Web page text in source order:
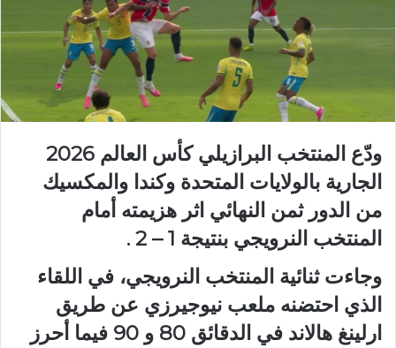
ودّع المنتخب البرازيلي كأس العالم 2026
الجارية بالولايات المتحدة وكندا والمكسيك
من الدور ثمن النهائي اثر هزيمته أمام
المنتخب النرويجي بنتيجة 1 – 2 .
وجاءت ثنائية المنتخب النرويجي، في اللقاء
الذي احتضنه ملعب نيوجيرزي عن طريق
ارلينغ هالاند في الدقائق 80 و 90 فيما أحرز